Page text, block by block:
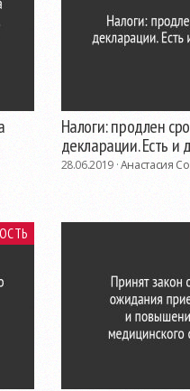
Налоги: продлен
декларации. Есть и
28.06.2019 ·Анастасия